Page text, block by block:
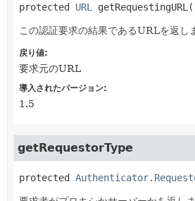
protected URL getRequestingURL
この認証要求の結果であるURLを返し
戻り値:
要求元のURL
導入されたバージョン:
1.5
getRequestorType
protected